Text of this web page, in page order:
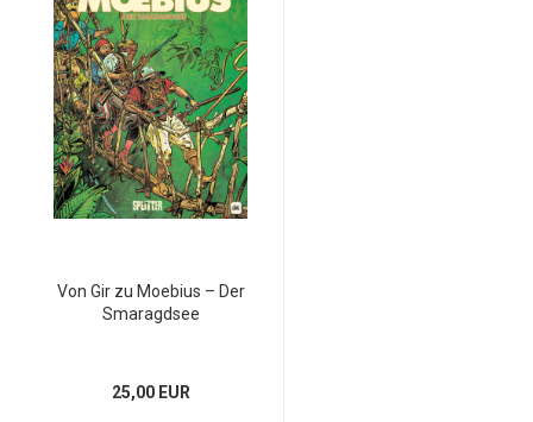
Von Gir zu Moebius – Der
Smaragdsee
25,00 EUR